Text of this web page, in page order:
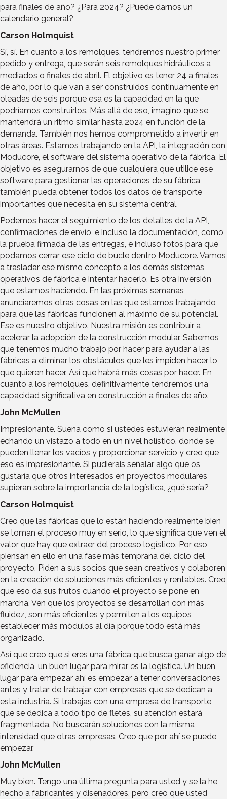
para finales de año? ¿Para 2024? ¿Puede darnos un
calendario general?
Carson Holmquist
Sí, sí. En cuanto a los remolques, tendremos nuestro primer
pedido y entrega, que serán seis remolques hidráulicos a
mediados o finales de abril. El objetivo es tener 24 a finales
de año, por lo que van a ser construidos continuamente en
oleadas de seis porque esa es la capacidad en la que
podríamos construirlos. Más allá de eso, imagino que se
mantendrá un ritmo similar hasta 2024 en función de la
demanda. También nos hemos comprometido a invertir en
otras áreas. Estamos trabajando en la API, la integración con
Moducore, el software del sistema operativo de la fábrica. El
objetivo es asegurarnos de que cualquiera que utilice ese
software para gestionar las operaciones de su fábrica
también pueda obtener todos los datos de transporte
importantes que necesita en su sistema central.
Podemos hacer el seguimiento de los detalles de la API,
confirmaciones de envío, e incluso la documentación, como
la prueba firmada de las entregas, e incluso fotos para que
podamos cerrar ese ciclo de bucle dentro Moducore. Vamos
a trasladar ese mismo concepto a los demás sistemas
operativos de fábrica e intentar hacerlo. Es otra inversión
que estamos haciendo. En las próximas semanas
anunciaremos otras cosas en las que estamos trabajando
para que las fábricas funcionen al máximo de su potencial.
Ese es nuestro objetivo. Nuestra misión es contribuir a
acelerar la adopción de la construcción modular. Sabemos
que tenemos mucho trabajo por hacer para ayudar a las
fábricas a eliminar los obstáculos que les impiden hacer lo
que quieren hacer. Así que habrá más cosas por hacer. En
cuanto a los remolques, definitivamente tendremos una
capacidad significativa en construcción a finales de año.
John McMullen
Impresionante. Suena como si ustedes estuvieran realmente
echando un vistazo a todo en un nivel holístico, donde se
pueden llenar los vacíos y proporcionar servicio y creo que
eso es impresionante. Si pudierais señalar algo que os
gustaría que otros interesados en proyectos modulares
supieran sobre la importancia de la logística, ¿qué sería?
Carson Holmquist
Creo que las fábricas que lo están haciendo realmente bien
se toman el proceso muy en serio, lo que significa que ven el
valor que hay que extraer del proceso logístico. Por eso
piensan en ello en una fase más temprana del ciclo del
proyecto. Piden a sus socios que sean creativos y colaboren
en la creación de soluciones más eficientes y rentables. Creo
que eso da sus frutos cuando el proyecto se pone en
marcha. Ven que los proyectos se desarrollan con más
fluidez, son más eficientes y permiten a los equipos
establecer más módulos al día porque todo está más
organizado.
Así que creo que si eres una fábrica que busca ganar algo de
eficiencia, un buen lugar para mirar es la logística. Un buen
lugar para empezar ahí es empezar a tener conversaciones
antes y tratar de trabajar con empresas que se dedican a
esta industria. Si trabajas con una empresa de transporte
que se dedica a todo tipo de fletes, su atención estará
fragmentada. No buscarán soluciones con la misma
intensidad que otras empresas. Creo que por ahí se puede
empezar.
John McMullen
Muy bien. Tengo una última pregunta para usted y se la he
hecho a fabricantes y diseñadores, pero creo que usted